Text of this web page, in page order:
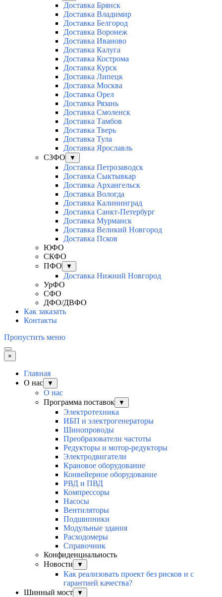
Доставка Брянск
Доставка Владимир
Доставка Белгород
Доставка Воронеж
Доставка Иваново
Доставка Калуга
Доставка Кострома
Доставка Курск
Доставка Липецк
Доставка Москва
Доставка Орел
Доставка Рязань
Доставка Смоленск
Доставка Тамбов
Доставка Тверь
Доставка Тула
Доставка Ярославль
СЗФО
▼
Доставка Петрозаводск
Доставка Сыктывкар
Доставка Архангельск
Доставка Вологда
Доставка Калининград
Доставка Санкт-Петербург
Доставка Мурманск
Доставка Великий Новгород
Доставка Псков
ЮФО
СКФО
ПФО
▼
Доставка Нижний Новгород
УрФО
СФО
ДФО/ДВФО
Как заказать
Контакты
Пропустить меню
×
Главная
О нас
▼
О нас
Программа поставок
▼
Электротехника
ИБП и электрогенераторы
Шинопроводы
Преобразователи частоты
Редукторы и мотор-редукторы
Электродвигатели
Крановое оборудование
Конвейерное оборудование
РВД и ПВД
Компрессоры
Насосы
Вентиляторы
Подшипники
Модульные здания
Расходомеры
Справочник
Конфиденциальность
Новости
▼
Как реализовать проект без рисков и с
гарантией качества?
Шинный мост
▼